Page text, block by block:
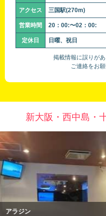
アクセス 三国駅(270m)
営業時間 20：00:〜02：00:
定休日 日曜、祝日
掲載情報に誤りが
ご連絡をお願
新大阪・西中島・